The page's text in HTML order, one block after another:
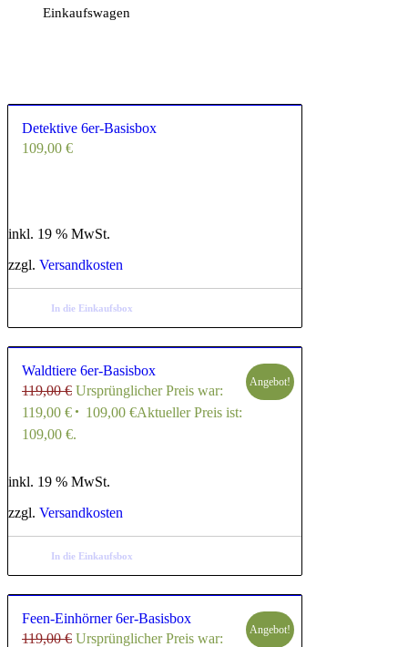
Einkaufswagen
5.00
Detektive 6er-Basisbox
109,00 €
inkl. 19 % MwSt.
zzgl. Versandkosten
In die Einkaufsbox
5.00
Waldtiere 6er-Basisbox
119,00€ Ursprünglicher Preis war:
119,00 €
109,00 €Aktueller Preis ist:
109,00 €.
Angebot!
inkl. 19 % MwSt.
zzgl. Versandkosten
In die Einkaufsbox
5.00
Feen-Einhörner 6er-Basisbox
119,00€ Ursprünglicher Preis war:
Angebot!